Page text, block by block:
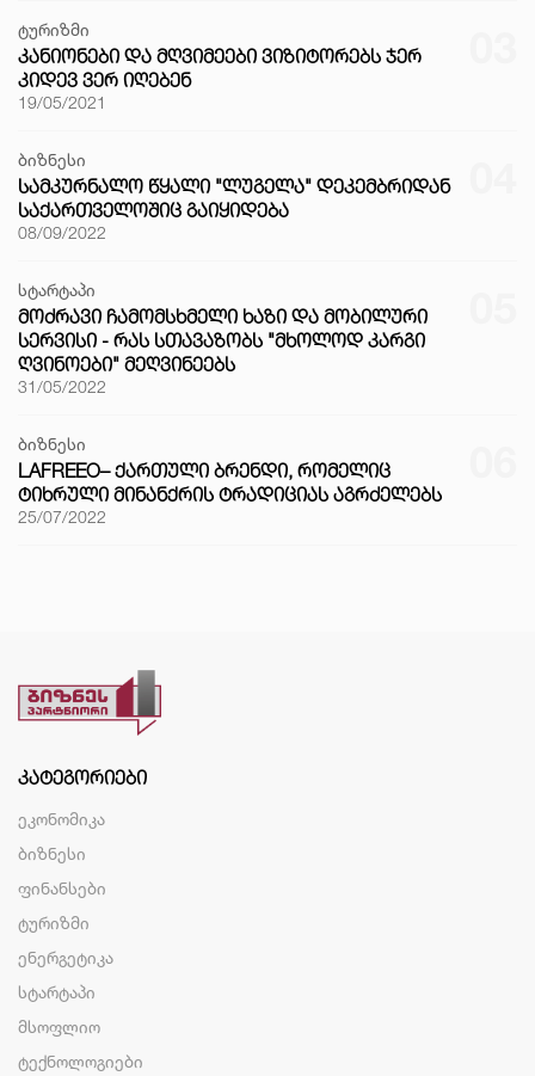
ტურიზმი
ᲙᲐᲜᲘᲝᲜᲔᲑᲘ ᲓᲐ ᲛᲦᲕᲘᲛᲔᲔᲑᲘ ᲕᲘᲖᲘᲢᲝᲠᲔᲑᲡ ᲯᲔᲠ
ᲙᲘᲓᲔᲕ ᲕᲔᲠ ᲘᲦᲔᲑᲔᲜ
19/05/2021
ბიზნესი
ᲡᲐᲛᲙᲣᲠᲜᲐᲚᲝ ᲬᲧᲐᲚᲘ "ᲚᲣᲒᲔᲚᲐ" ᲓᲔᲙᲔᲛᲑᲠᲘᲓᲐᲜ
ᲡᲐᲥᲐᲠᲗᲕᲔᲚᲝᲨᲘᲪ ᲒᲐᲘᲧᲘᲓᲔᲑᲐ
08/09/2022
სტარტაპი
ᲛᲝᲫᲠᲐᲕᲘ ᲩᲐᲛᲝᲛᲡᲮᲛᲔᲚᲘ ᲮᲐᲖᲘ ᲓᲐ ᲛᲝᲑᲘᲚᲣᲠᲘ
ᲡᲔᲠᲕᲘᲡᲘ - ᲠᲐᲡ ᲡᲗᲐᲕᲐᲖᲝᲑᲡ "ᲛᲮᲝᲚᲝᲓ ᲙᲐᲠᲒᲘ
ᲦᲕᲘᲜᲝᲔᲑᲘ" ᲛᲔᲦᲕᲘᲜᲔᲔᲑᲡ
31/05/2022
ბიზნესი
LAFREEO– ᲥᲐᲠᲗᲣᲚᲘ ᲑᲠᲔᲜᲓᲘ, ᲠᲝᲛᲔᲚᲘᲪ
ᲢᲘᲮᲠᲣᲚᲘ ᲛᲘᲜᲐᲜᲥᲠᲘᲡ ᲢᲠᲐᲓᲘᲪᲘᲐᲡ ᲐᲒᲠᲫᲔᲚᲔᲑᲡ
25/07/2022
ᲙᲐᲢᲔᲒᲝᲠᲘᲔᲑᲘ
ეკონომიკა
ბიზნესი
ფინანსები
ტურიზმი
ენერგეტიკა
სტარტაპი
მსოფლიო
ტექნოლოგიები